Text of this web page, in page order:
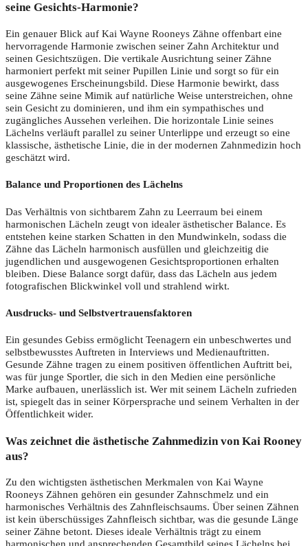
seine Gesichts-Harmonie?
Ein genauer Blick auf Kai Wayne Rooneys Zähne offenbart eine
hervorragende Harmonie zwischen seiner Zahn Architektur und
seinen Gesichtszügen. Die vertikale Ausrichtung seiner Zähne
harmoniert perfekt mit seiner Pupillen Linie und sorgt so für ein
ausgewogenes Erscheinungsbild. Diese Harmonie bewirkt, dass
seine Zähne seine Mimik auf natürliche Weise unterstreichen, ohne
sein Gesicht zu dominieren, und ihm ein sympathisches und
zugängliches Aussehen verleihen. Die horizontale Linie seines
Lächelns verläuft parallel zu seiner Unterlippe und erzeugt so eine
klassische, ästhetische Linie, die in der modernen Zahnmedizin hoch
geschätzt wird.
Balance und Proportionen des Lächelns
Das Verhältnis von sichtbarem Zahn zu Leerraum bei einem
harmonischen Lächeln zeugt von idealer ästhetischer Balance. Es
entstehen keine starken Schatten in den Mundwinkeln, sodass die
Zähne das Lächeln harmonisch ausfüllen und gleichzeitig die
jugendlichen und ausgewogenen Gesichtsproportionen erhalten
bleiben. Diese Balance sorgt dafür, dass das Lächeln aus jedem
fotografischen Blickwinkel voll und strahlend wirkt.
Ausdrucks- und Selbstvertrauensfaktoren
Ein gesundes Gebiss ermöglicht Teenagern ein unbeschwertes und
selbstbewusstes Auftreten in Interviews und Medienauftritten.
Gesunde Zähne tragen zu einem positiven öffentlichen Auftritt bei,
was für junge Sportler, die sich in den Medien eine persönliche
Marke aufbauen, unerlässlich ist. Wer mit seinem Lächeln zufrieden
ist, spiegelt das in seiner Körpersprache und seinem Verhalten in der
Öffentlichkeit wider.
Was zeichnet die ästhetische Zahnmedizin von Kai Rooney
aus?
Zu den wichtigsten ästhetischen Merkmalen von Kai Wayne
Rooneys Zähnen gehören ein gesunder Zahnschmelz und ein
harmonisches Verhältnis des Zahnfleischsaums. Über seinen Zähnen
ist kein überschüssiges Zahnfleisch sichtbar, was die gesunde Länge
seiner Zähne betont. Dieses ideale Verhältnis trägt zu einem